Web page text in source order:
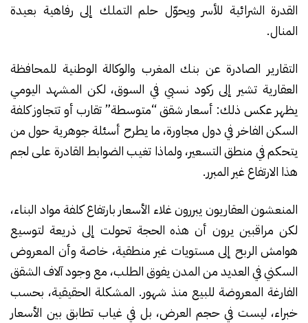
القدرة الشرائية للأسر ويحوّل حلم التملك إلى رفاهية بعيدة
المنال.
التقارير الصادرة عن بنك المغرب والوكالة الوطنية للمحافظة
العقارية تشير إلى ركود نسبي في السوق، لكن المشهد اليومي
يظهر عكس ذلك: أسعار شقق “متوسطة” تقارب أو تتجاوز كلفة
السكن الفاخر في دول مجاورة، ما يطرح أسئلة جوهرية حول من
يتحكم في منطق التسعير، ولماذا تغيب الضوابط القادرة على لجم
هذا الارتفاع غير المبرر.
المنعشون العقاريون يبررون غلاء الأسعار بارتفاع كلفة مواد البناء،
لكن مراقبين يرون أن هذه الحجة تحولت إلى ذريعة لتوسيع
هوامش الربح إلى مستويات غير منطقية، خاصة وأن المعروض
السكني في العديد من المدن يفوق الطلب، مع وجود آلاف الشقق
الفارغة المعروضة للبيع منذ شهور. المشكلة الحقيقية، بحسب
خبراء، ليست في حجم العرض، بل في غياب تطابق بين الأسعار